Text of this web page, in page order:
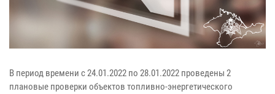
В период времени с 24.01.2022 по 28.01.2022 проведены 2
плановые проверки объектов топливно-энергетического